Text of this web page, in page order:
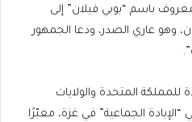
باسم “بوبي فيلان” إلى
28 يونيو/حزيران، وهو عاري الصدر، ودعا الجمهور
للمملكة المتحدة والولايات
“الإبادة الجماعية” في غزة، معبّرًا